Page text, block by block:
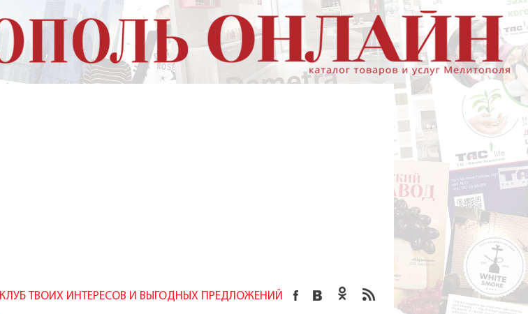
КЛУБ ТВОИХ ИНТЕРЕСОВ И ВЫГОДНЫХ ПРЕДЛОЖЕНИЙ